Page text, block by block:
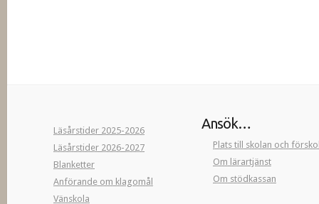
Läsårstider 2025-2026
Läsårstider 2026-2027
Blanketter
Anförande om klagomål
Vänskola
Ansök…
Plats till skolan och
Om lärartjänst
Om stödkassan